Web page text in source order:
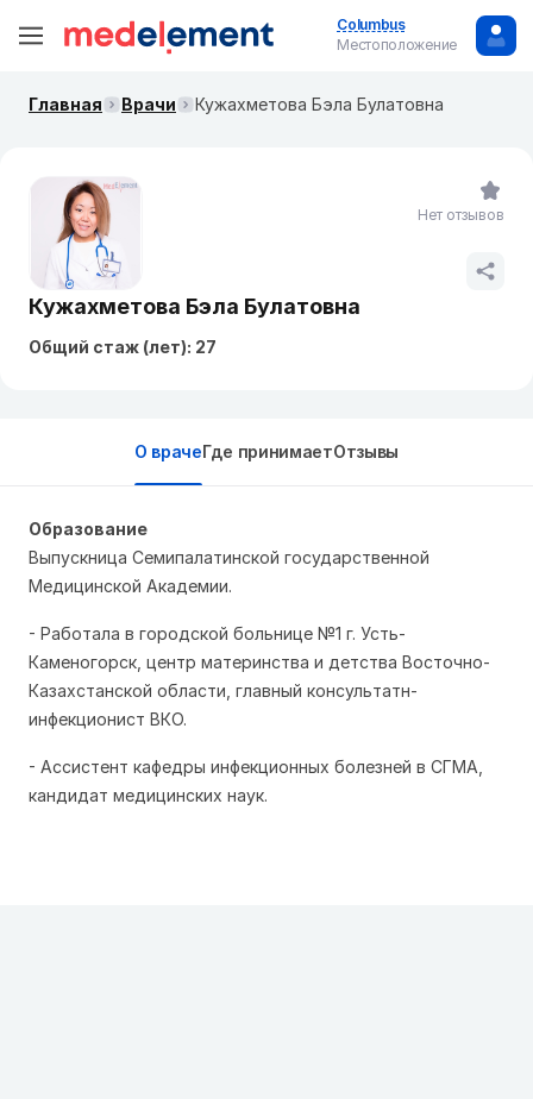
Columbus
Местоположение
Главная Врачи Кужахметова Бэла Булатовна
Кужахметова Бэла Булатовна
Общий стаж (лет): 27
Нет отзывов
О врачеГде принимаетОтзывы
Образование
Выпускница Семипалатинской государственной
Медицинской Академии.
- Работала в городской больнице №1 г. Усть-
Каменогорск, центр материнства и детства Восточно-
Казахстанской области, главный консультатн-
инфекционист ВКО.
- Ассистент кафедры инфекционных болезней в СГМА,
кандидат медицинских наук.